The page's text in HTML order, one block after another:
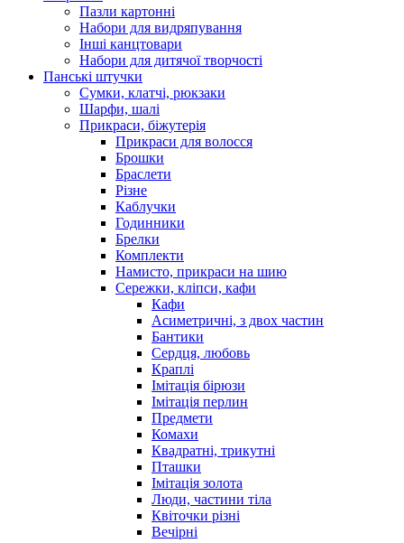
Пазли картонні
Набори для видряпування
Інші канцтовари
Набори для дитячої творчості
Панські штучки
Сумки, клатчі, рюкзаки
Шарфи, шалі
Прикраси, біжутерія
Прикраси для волосся
Брошки
Браслети
Різне
Каблучки
Годинники
Брелки
Комплекти
Намисто, прикраси на шию
Сережки, кліпси, кафи
Кафи
Асиметричні, з двох частин
Бантики
Сердця, любовь
Краплі
Імітація бірюзи
Імітація перлин
Предмети
Комахи
Квадратні, трикутні
Пташки
Імітація золота
Люди, частини тіла
Квіточки різні
Вечірні